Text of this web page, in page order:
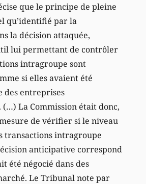
que le principe de pleine
qu’identifié par la
la décision attaquée,
lui permettant de contrôler
intragroupe sont
si elles avaient été
des entreprises
La Commission était donc,
mesure de vérifier si le niveau
transactions intragroupe
anticipative correspond
été négocié dans des
Le Tribunal note par